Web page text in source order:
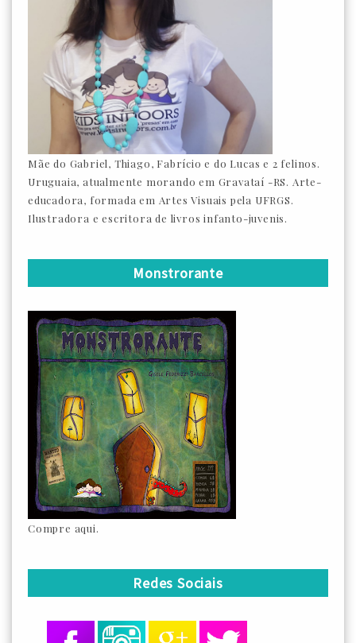
Mãe do Gabriel, Thiago, Fabrício e do Lucas e 2 felinos.
Uruguaia, atualmente morando em Gravataí -RS. Arte-
educadora, formada em Artes Visuais pela UFRGS.
Ilustradora e escritora de livros infanto-juvenis.
Monstrorante
Compre aqui.
Redes Sociais